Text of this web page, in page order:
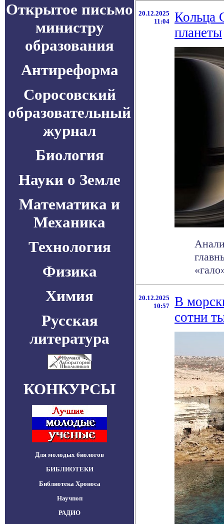
Открытое письмо
министру
образования
Антиреформа
Соросовский
образовательный
журнал
Биология
Науки о Земле
Математика и
Механика
Технология
Физика
Химия
Русская
литература
КОНКУРСЫ
Для молодых биологов
БИБЛИОТЕКИ
Библиотека Хроноса
Научпоп
РАДИО
20.12.2025
11:04
Кольца
планеты
20.12.2025
10:57
В
сотни